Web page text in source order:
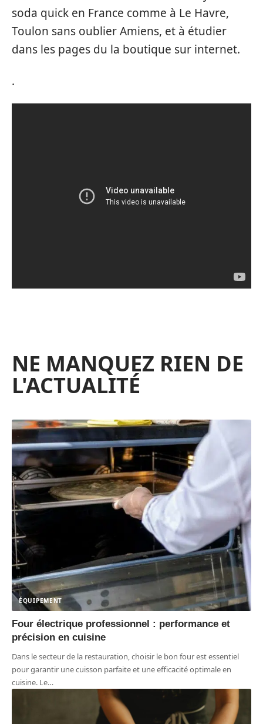
soda quick en France comme à Le Havre,
Toulon sans oublier Amiens, et à étudier
dans les pages du la boutique sur internet.
.
NE MANQUEZ RIEN DE
L'ACTUALITÉ
ÉQUIPEMENT
Four électrique professionnel : performance et
précision en cuisine
Dans le secteur de la restauration, choisir le bon four est essentiel
pour garantir une cuisson parfaite et une efficacité optimale en
cuisine. Le…